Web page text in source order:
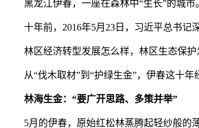
黑龙江伊春，一座在森林中“生长”的城市
十年前，2016年5月23日，习近平总书记深
林区经济转型发展怎么样，林区生态保护
从“伐木取材”到“护绿生金”，伊春这十年
林海生金：“要广开思路、多策并举”
5月的伊春，原始红松林蒸腾起轻纱般的薄